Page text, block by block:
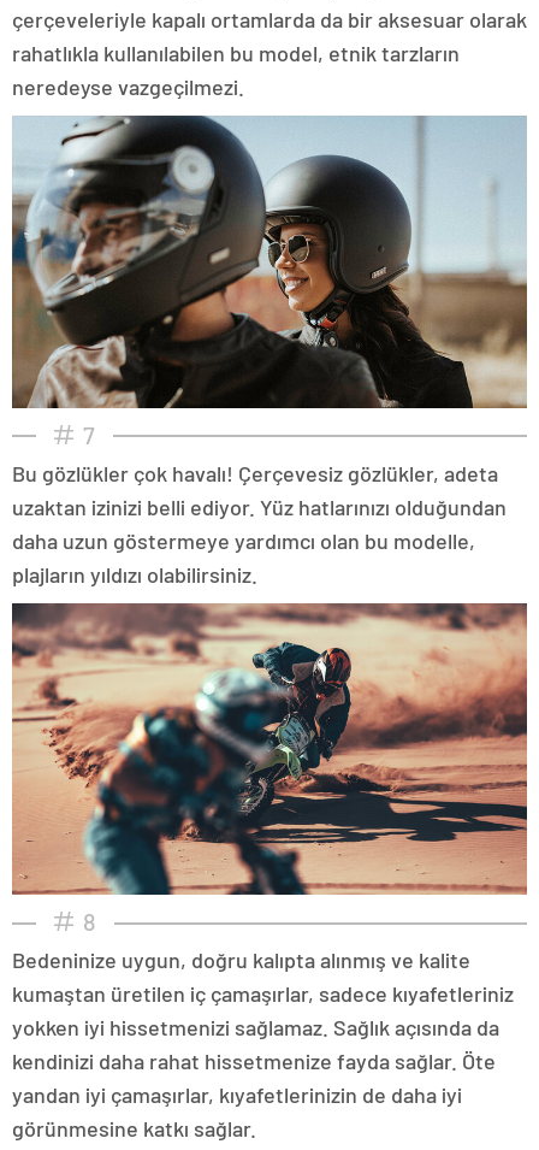
çerçeveleriyle kapalı ortamlarda da bir aksesuar olarak
rahatlıkla kullanılabilen bu model, etnik tarzların
neredeyse vazgeçilmezi.
7
Bu gözlükler çok havalı! Çerçevesiz gözlükler, adeta
uzaktan izinizi belli ediyor. Yüz hatlarınızı olduğundan
daha uzun göstermeye yardımcı olan bu modelle,
plajların yıldızı olabilirsiniz.
8
Bedeninize uygun, doğru kalıpta alınmış ve kalite
kumaştan üretilen iç çamaşırlar, sadece kıyafetleriniz
yokken iyi hissetmenizi sağlamaz. Sağlık açısında da
kendinizi daha rahat hissetmenize fayda sağlar. Öte
yandan iyi çamaşırlar, kıyafetlerinizin de daha iyi
görünmesine katkı sağlar.